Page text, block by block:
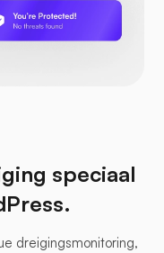
speciaal
dreigingsmonitoring,